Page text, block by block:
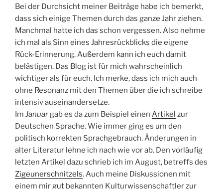
Bei der Durchsicht meiner Beiträge habe ich bemerkt,
dass sich einige Themen durch das ganze Jahr ziehen.
Manchmal hatte ich das schon vergessen. Also nehme
ich mal als Sinn eines Jahresrückblicks die eigene
Rück-Erinnerung. Außerdem kann ich euch damit
belästigen. Das Blog ist für mich wahrscheinlich
wichtiger als für euch. Ich merke, dass ich mich auch
ohne Resonanz mit den Themen über die ich schreibe
intensiv auseinandersetze.
Im Januargab es da zum Beispiel einen Artikel zur
Deutschen Sprache. Wie immer ging es um den
politisch korrekten Sprachgebrauch. Änderungen in
alter Literatur lehne ich nach wie vor ab. Den vorläufig
letzten Artikel dazu schrieb ich im August, betreffs des
Zigeunerschnitzels. Auch meine Diskussionen mit
einem mir gut bekannten Kulturwissenschaftler zur